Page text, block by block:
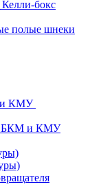
бокс
полые шнеки
и КМУ
БКМ и КМУ